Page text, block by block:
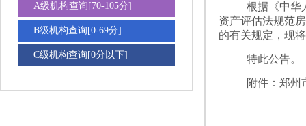
A级机构查询[70-105分]
B级机构查询[0-69分]
C级机构查询[0分以下]
根据《中华
资产评估法规范
的有关规定，现
特此公告。
附件：郑州